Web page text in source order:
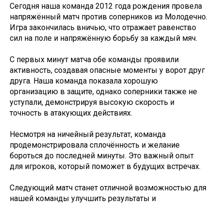
Сегодня наша команда 2012 года рождения провела
напряжённый матч против соперников из Молодечно.
Игра закончилась вничью, что отражает равенство
сил на поле и напряжённую борьбу за каждый мяч.
С первых минут матча обе команды проявили
активность, создавая опасные моменты у ворот друг
друга. Наша команда показала хорошую
организацию в защите, однако соперники также не
уступали, демонстрируя высокую скорость и
точность в атакующих действиях.
Несмотря на ничейный результат, команда
продемонстрировала сплочённость и желание
бороться до последней минуты. Это важный опыт
для игроков, который поможет в будущих встречах.
Следующий матч станет отличной возможностью для
нашей команды улучшить результаты и